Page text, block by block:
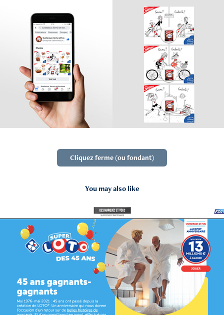
Cliquez ferme (ou fondant)
You may also like
2021
Française Des Jeux